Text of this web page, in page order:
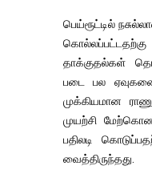
பெய்ரூட்டில்
தாக்குதல்கள்
படை பல
முக்கியமான
முயற்சி
பதிலடி
வைத்திருந்தது.